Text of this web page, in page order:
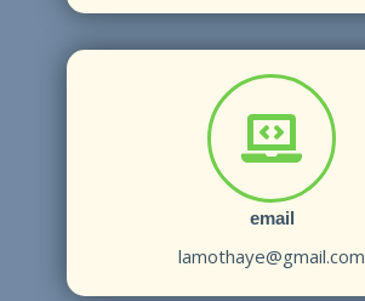
email
lamothaye@gmail.com